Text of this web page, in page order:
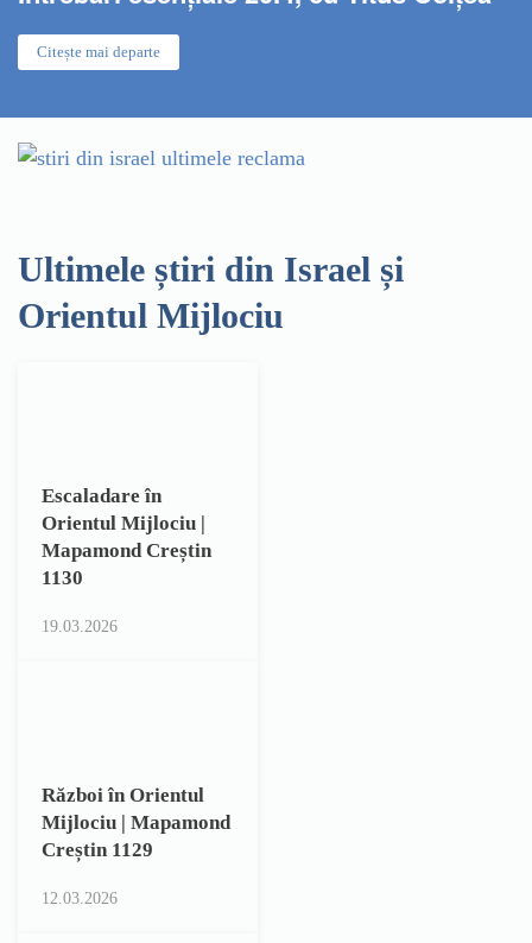
Citește mai departe
Ultimele știri din Israel și
Orientul Mijlociu
Escaladare în
Orientul Mijlociu |
Mapamond Creștin
1130
19.03.2026
Război în Orientul
Mijlociu | Mapamond
Creștin 1129
12.03.2026